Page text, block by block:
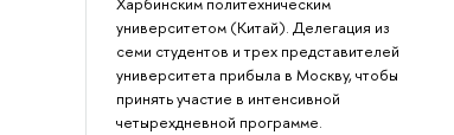
университетом (Китай). Делегация из
семи студентов и трех представителей
университета прибыла в Москву, чтобы
принять участие в интенсивной
четырехдневной программе.